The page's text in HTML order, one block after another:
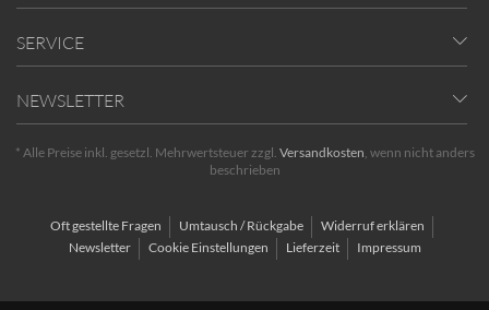
SERVICE
NEWSLETTER
* Alle Preise inkl. gesetzl. Mehrwertsteuer zzgl. Versandkosten, wenn nicht anders
beschrieben
Oft gestellte Fragen Umtausch / Rückgabe
Widerruf erklären
Newsletter
Cookie Einstellungen Lieferzeit Impressum